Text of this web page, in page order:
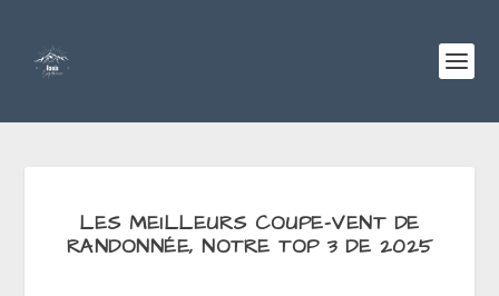
LES MEILLEURS COUPE-VENT DE
RANDONNÉE, NOTRE TOP 3 DE 2025